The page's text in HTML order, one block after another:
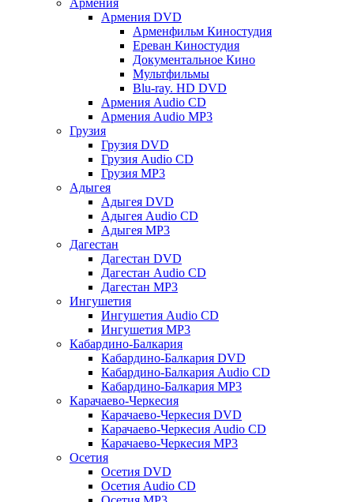
Армения
Армения DVD
Арменфильм Киностудия
Ереван Киностудия
Документальное Кино
Мультфильмы
Blu-ray. HD DVD
Армения Audio CD
Армения Audio MP3
Грузия
Грузия DVD
Грузия Audio CD
Грузия MP3
Адыгея
Адыгея DVD
Адыгея Audio CD
Адыгея MP3
Дагестан
Дагестан DVD
Дагестан Audio CD
Дагестан MP3
Ингушетия
Ингушетия Audio CD
Ингушетия MP3
Кабардино-Балкария
Кабардино-Балкария DVD
Кабардино-Балкария Audio CD
Кабардино-Балкария MP3
Карачаево-Черкесия
Карачаево-Черкесия DVD
Карачаево-Черкесия Audio CD
Карачаево-Черкесия MP3
Осетия
Осетия DVD
Осетия Audio CD